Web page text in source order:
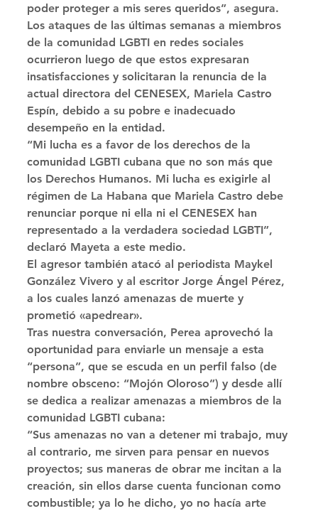
poder proteger a mis seres queridos”, asegura.
Los ataques de las últimas semanas a miembros
de la comunidad LGBTI en redes sociales
ocurrieron luego de que estos expresaran
insatisfacciones y solicitaran la renuncia de la
actual directora del CENESEX, Mariela Castro
Espín, debido a su pobre e inadecuado
desempeño en la entidad.
“Mi lucha es a favor de los derechos de la
comunidad LGBTI cubana que no son más que
los Derechos Humanos. Mi lucha es exigirle al
régimen de La Habana que Mariela Castro debe
renunciar porque ni ella ni el CENESEX han
representado a la verdadera sociedad LGBTI”,
declaró Mayeta a este medio.
El agresor también atacó al periodista Maykel
González Vivero y al escritor Jorge Ángel Pérez,
a los cuales lanzó amenazas de muerte y
prometió «apedrear».
Tras nuestra conversación, Perea aprovechó la
oportunidad para enviarle un mensaje a esta
“persona”, que se escuda en un perfil falso (de
nombre obsceno: “Mojón Oloroso”) y desde allí
se dedica a realizar amenazas a miembros de la
comunidad LGBTI cubana:
“Sus amenazas no van a detener mi trabajo, muy
al contrario, me sirven para pensar en nuevos
proyectos; sus maneras de obrar me incitan a la
creación, sin ellos darse cuenta funcionan como
combustible; ya lo he dicho, yo no hacía arte